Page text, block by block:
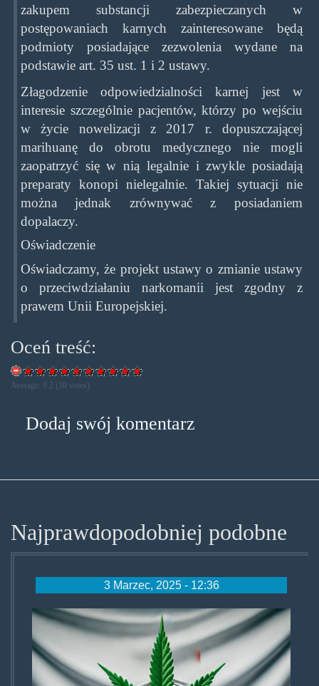
zakupem substancji zabezpieczanych w
postępowaniach karnych zainteresowane będą
podmioty posiadające zezwolenia wydane na
podstawie art. 35 ust. 1 i 2 ustawy.
Złagodzenie odpowiedzialności karnej jest w
interesie szczególnie pacjentów, którzy po wejściu
w życie nowelizacji z 2017 r. dopuszczającej
marihuanę do obrotu medycznego nie mogli
zaopatrzyć się w nią legalnie i zwykle posiadają
preparaty konopi nielegalnie. Takiej sytuacji nie
można jednak zrównywać z posiadaniem
dopalaczy.
Oświadczenie
Oświadczamy, że projekt ustawy o zmianie ustawy
o przeciwdziałaniu narkomanii jest zgodny z
prawem Unii Europejskiej.
Oceń treść:
Average: 9.2 ( 10 votes)
Dodaj swój komentarz
Najprawdopodobniej podobne
3 Marzec, 2025 - 12:36
depenalizacja-
marihuany-
w-